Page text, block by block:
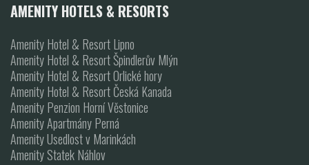
AMENITY HOTELS & RESORTS
Amenity Hotel & Resort Lipno
Amenity Hotel & Resort Špindlerův Mlýn
Amenity Hotel & Resort Orlické hory
Amenity Hotel & Resort Česká Kanada
Amenity Penzion Horní Věstonice
Amenity Apartmány Perná
Amenity Usedlost v Marinkách
Amenity Statek Náhlov